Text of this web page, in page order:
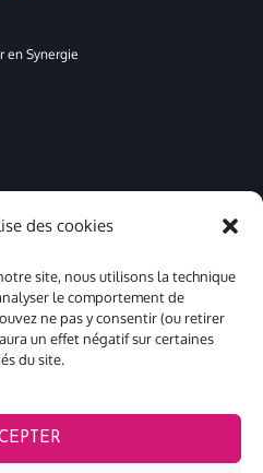
des cookies
site, nous utilisons la technique
le comportement de
ne pas y consentir (ou retirer
un effet négatif sur certaines
du site.
en Synergie
légales